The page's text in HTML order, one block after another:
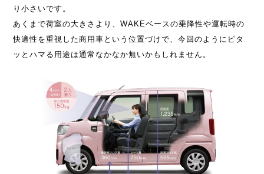
り小さいです。
あくまで荷室の大きさより、WAKEベースの乗降性や運転時の
快適性を重視した商用車という位置づけで、今回のようにピタ
ッとハマる用途は通常なかなか無いかもしれません。